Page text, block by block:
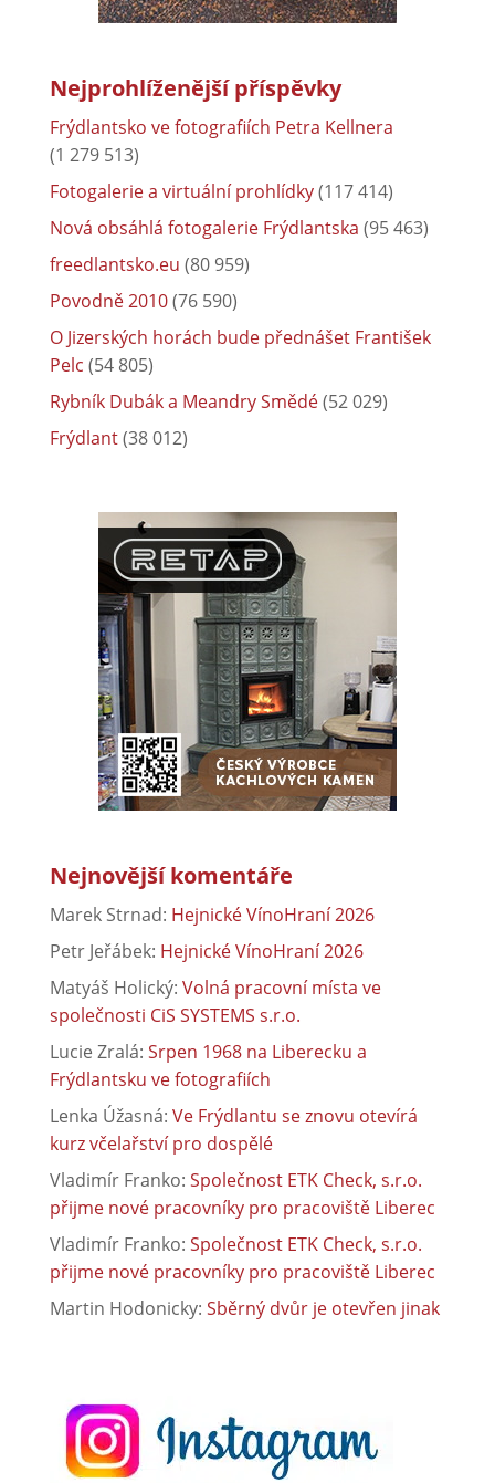
Nejprohlíženější příspěvky
Frýdlantsko ve fotografiích Petra Kellnera
(1 279 513)
Fotogalerie a virtuální prohlídky(117 414)
Nová obsáhlá fotogalerie Frýdlantska (95 463)
freedlantsko.eu (80 959)
Povodně 2010(76 590)
O Jizerských horách bude přednášet František
Pelc (54 805)
Rybník Dubák a Meandry Smědé(52 029)
Frýdlant(38 012)
Nejnovější komentáře
Marek Strnad: Hejnické VínoHraní 2026
Petr Jeřábek: Hejnické VínoHraní 2026
Matyáš Holický: Volná pracovní místa ve
společnosti CiS SYSTEMS s.r.o.
Lucie Zralá: Srpen 1968 na Liberecku a
Frýdlantsku ve fotografiích
Lenka Úžasná: Ve Frýdlantu se znovu otevírá
kurz včelařství pro dospělé
Vladimír Franko: Společnost ETK Check, s.r.o.
přijme nové pracovníky pro pracoviště Liberec
Vladimír Franko: Společnost ETK Check, s.r.o.
přijme nové pracovníky pro pracoviště Liberec
Martin Hodonicky: Sběrný dvůr je otevřen jinak